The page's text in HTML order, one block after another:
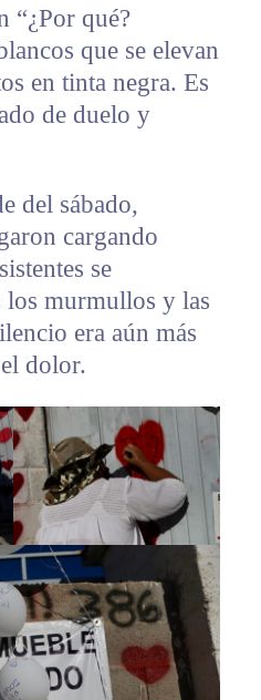
“¿Por qué?
que se elevan
en tinta negra. Es
de duelo y
del sábado,
cargando
se
los murmullos y las
era aún más
dolor.